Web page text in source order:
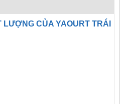
CỦA YAOURT TRÁI